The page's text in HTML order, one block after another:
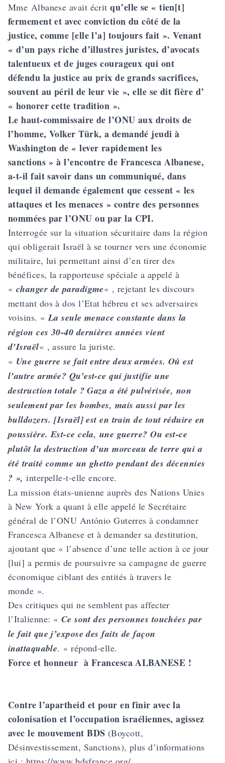
Mme Albanese avait écritqu’elle se « tien[t]
fermement et avec conviction du côté de la
justice, comme [elle l’a] toujours fait ». Venant
« d’un pays riche d’illustres juristes, d’avocats
talentueux et de juges courageux qui ont
défendu la justice au prix de grands sacrifices,
souvent au péril de leur vie », elle se dit fière d’
« honorer cette tradition ».
Le haut-commissaire de l’ONU aux droits de
l’homme, Volker Türk, a demandé jeudi à
Washington de « lever rapidement les
sanctions » à l’encontre de Francesca Albanese,
a-t-il fait savoir dans un communiqué, dans
lequel il demande également que cessent « les
attaques et les menaces » contre des personnes
nommées par l’ONU ou par la CPI.
Interrogée sur la situation sécuritaire dans la région
qui obligerait Israël à se tourner vers une économie
militaire, lui permettant ainsi d’en tirer des
bénéfices, la rapporteuse spéciale a appelé à
« changer de paradigme« , rejetant les discours
mettant dos à dos l’Etat hébreu et ses adversaires
voisins. «La seule menace constante dans la
région ces 30-40 dernières années vient
d’Israël« , assure la juriste.
« Une guerre se fait entre deux armées. Où est
l’autre armée? Qu’est-ce qui justifie une
destruction totale ? Gaza a été pulvérisée, non
seulement par les bombes, mais aussi par les
bulldozers. [Israël] est en train de tout réduire en
poussière. Est-ce cela, une guerre? Ou est-ce
plutôt la destruction d’un morceau de terre qui a
été traité comme un ghetto pendant des décennies
? », interpelle-t-elle encore.
La mission états-unienne auprès des Nations Unies
à New York a quant à elle appelé le Secrétaire
général de l’ONU António Guterres à condamner
Francesca Albanese et à demander sa destitution,
ajoutant que « l’absence d’une telle action à ce jour
[lui] a permis de poursuivre sa campagne de guerre
économique ciblant des entités à travers le
monde ».
Des critiques qui ne semblent pas affecter
l’Italienne: « Ce sont des personnes touchées par
le fait que j’expose des faits de façon
inattaquable. » répond-elle.
Force et honneur à Francesca ALBANESE !
Contre l’apartheid et pour en finir avec la
colonisation et l’occupation israéliennes, agissez
avec le mouvement BDS (Boycott,
Désinvestissement, Sanctions), plus d’informations